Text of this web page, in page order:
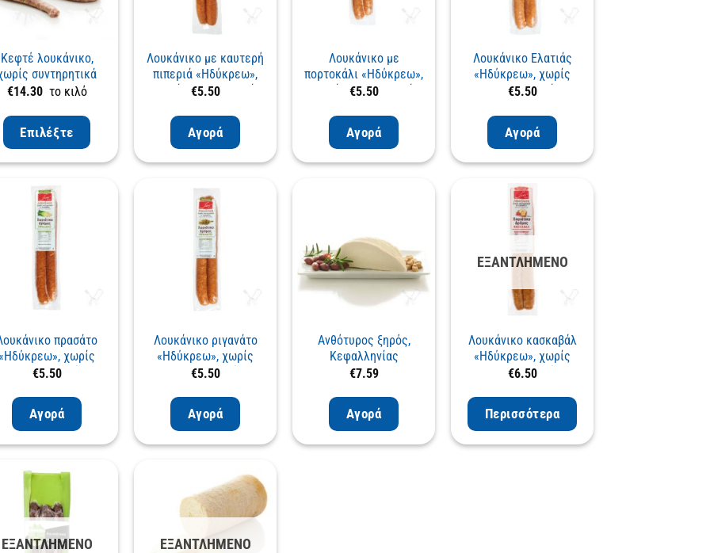
Κεφτέ λουκάνικο,
συντηρητικά
€14.30το κιλό
Επιλέξτε
Λουκάνικο με καυτερή
πιπεριά «Ηδύκρεω»,
χωρίς συντηρητικά
€5.50
Αγορά
Λουκάνικο με
πορτοκάλι «Ηδύκρεω»,
χωρίς συντηρητικά
€5.50
Αγορά
Λουκάνικο Ελατιάς
«Ηδύκρεω», χωρίς
συντηρητικά
€5.50
Αγορά
πρασάτο
χωρίς
συντηρητικά
€5.50
Αγορά
Λουκάνικο ριγανάτο
«Ηδύκρεω», χωρίς
συντηρητικά
€5.50
Αγορά
Ανθότυρος ξηρός,
Κεφαλληνίας
€7.59
Αγορά
ΕΞΑΝΤΛΗΜΈΝΟ
Λουκάνικο κασκαβάλ
«Ηδύκρεω», χωρίς
συντηρητικά
€6.50
Περισσότερα
ΕΞΑΝΤΛΗΜΈΝΟ ΕΞΑΝΤΛΗΜΈΝΟ